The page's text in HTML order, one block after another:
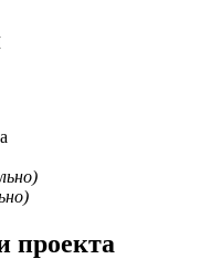
проекта